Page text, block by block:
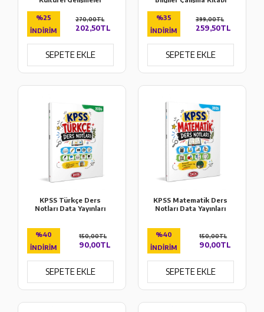
Bankası
%25
İNDIRIM
202,50TL
270,00TL
SEPETE EKLE
%35
İNDIRIM
259,50TL
399,00TL
SEPETE EKLE
KPSS Türkçe Ders
Notları Data Yayınları
%40
İNDIRIM
90,00TL
150,00TL
SEPETE EKLE
KPSS Matematik Ders
Notları Data Yayınları
%40
İNDIRIM
90,00TL
150,00TL
SEPETE EKLE